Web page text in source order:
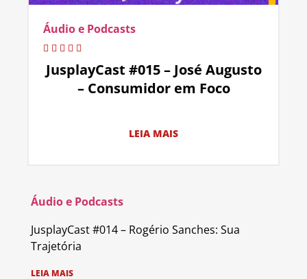
Áudio e Podcasts
JusplayCast #015 – José Augusto
– Consumidor em Foco
LEIA MAIS
Áudio e Podcasts
JusplayCast #014 – Rogério Sanches: Sua
Trajetória
LEIA MAIS